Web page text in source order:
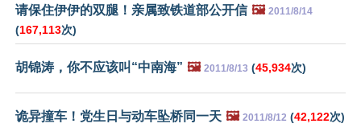
请保住伊伊的双腿！亲属致铁道部公开信 🖼️ 2011/8/14
(167,113次)
胡锦涛，你不应该叫“中南海” 🖼️ 2011/8/13 (45,934次)
诡异撞车！党生日与动车坠桥同一天 🖼️ 2011/8/12 (42,122次)